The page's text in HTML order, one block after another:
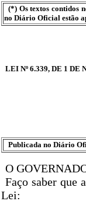
(*) Os textos contidos
no Diário Oficial estão
LEI Nº 6.339, DE 1 DE
Publicada no Diário
O
Faço saber que
Lei: